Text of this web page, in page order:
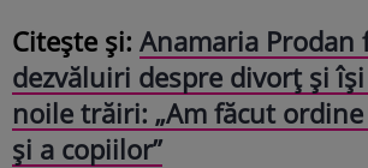
Citeşte și: Anamaria Prodan
dezvăluiri despre divorț și
noile trăiri: „Am făcut
şi a copiilor”